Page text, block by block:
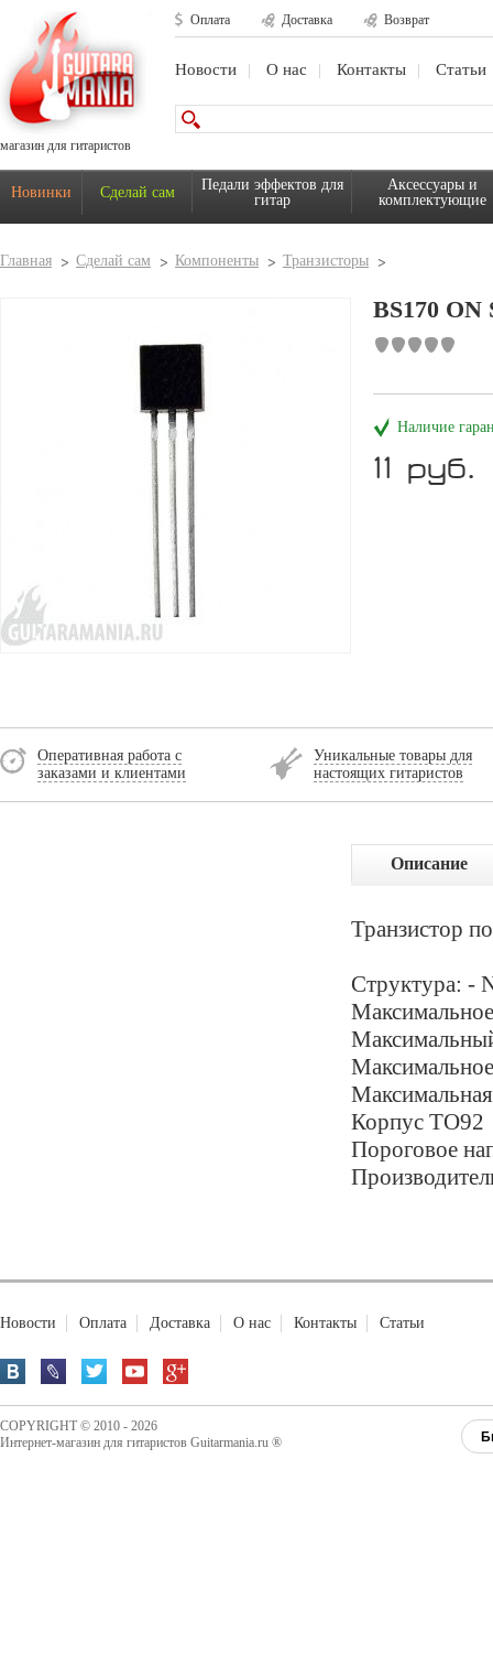
магазин для гитаристов
Оплата Доставка Возврат
Новости О нас Контакты Статьи
Новинки Сделай сам
Педали эффектов для
гитар
Аксессуары и
комплектующие
Главная Сделай сам Компоненты Транзисторы
BS170
Наличие
11 руб.
Оперативная работа с
заказами и клиентами
Уникальные товары для
настоящих гитаристов
Описание
Транзистор
Структура: -
Корпус TO92
Пороговое
Новости Оплата Доставка О нас Контакты Статьи
COPYRIGHT © 2010 - 2026
Интернет-магазин для гитаристов Guitarmania.ru ®